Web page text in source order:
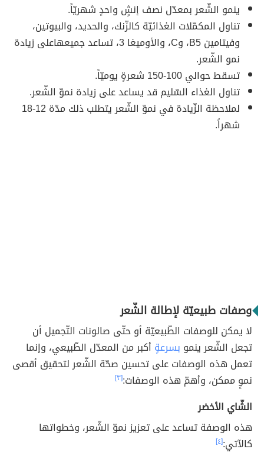
ينمو الشّعر بمعدّل نصف إنشٍ واحدٍ شهريّاً.
تناول المكمّلات الغذائيّة كالزّنك، والحديد، والبيوتين،
وفيتامين B5، وC، والأوميغا 3، تساعد جميعهاعلى زيادة
نمو الشّعر.
تسقط حوالي 100-150 شعرةٍ يوميّاً.
تناول الغذاء السّليم قد يساعد على زيادة نموّ الشّعر.
لملاحظة الزّيادة في نموّ الشّعر يتطلب ذلك مدّة 12-18
شهراً.
وصفات طبيعيّة لإطالة الشّعر
لا يمكن للوصفات الطّبيعيّة أو حتّى صالونات التّجميل أن
تجعل الشّعر ينمو بسرعةٍ أكبر من المعدّل الطّبيعي، وإنما
تعمل هذه الوصفات على تحسين صحّة الشّعر لتحقيق أقصى
نموٍ ممكن، وأهمّ هذه الوصفات:[٣]
الشّاي الأخضر
هذه الوصفة تساعد على تعزيز نموّ الشّعر، وخطواتها
كالآتي:[٤]